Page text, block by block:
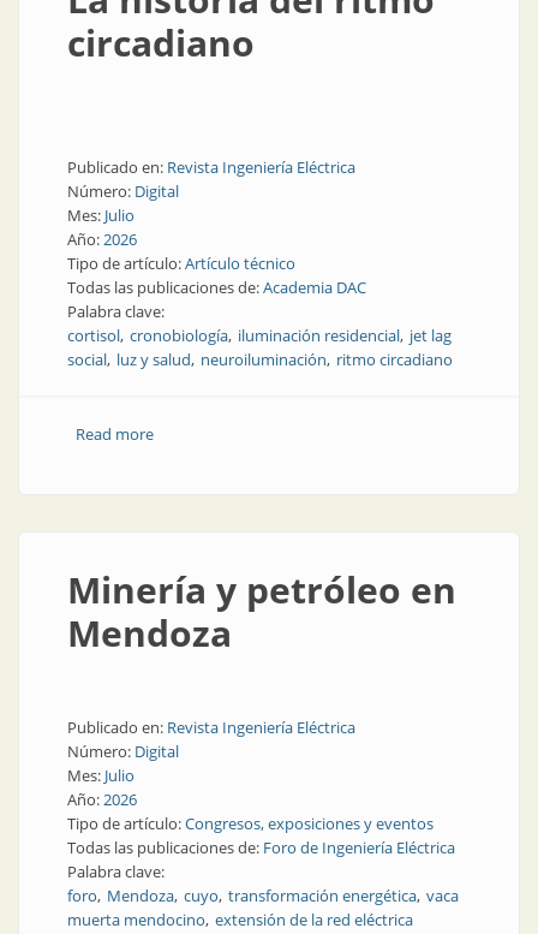
circadiano
Publicado en: Revista Ingeniería Eléctrica
Número: Digital
Mes: Julio
Año:2026
Tipo de artículo:Artículo técnico
Todas las publicaciones de:Academia DAC
Palabra clave:
cortisol cronobiología iluminación residencial jet lag
social luz y salud neuroiluminación ritmo circadiano
Read moreabout La historia del ritmo circadiano
Minería y petróleo en
Mendoza
Publicado en: Revista Ingeniería Eléctrica
Número: Digital
Mes: Julio
Año:2026
Tipo de artículo:Congresos, exposiciones y eventos
Todas las publicaciones de: Foro de Ingeniería Eléctrica
Palabra clave:
foro Mendoza cuyo transformación energética vaca
muerta mendocino extensión de la red eléctrica